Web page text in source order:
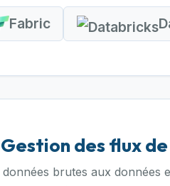
Fabric
Gestion des flux
données brutes aux données